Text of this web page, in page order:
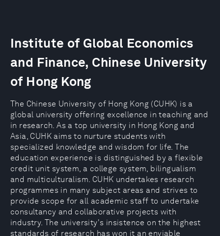
Institute of Global Economics
and Finance, Chinese University
of Hong Kong
The Chinese University of Hong Kong (CUHK) is a
global university offering excellence in teaching and
in research. As a top university in Hong Kong and
Asia, CUHK aims to nurture students with
specialized knowledge and wisdom for life. The
education experience is distinguished by a flexible
credit unit system, a college system, bilingualism
and multiculturalism. CUHK undertakes research
programmes in many subject areas and strives to
provide scope for all academic staff to undertake
consultancy and collaborative projects with
industry. The university's insistence on the highest
standards of research has won it an enviable